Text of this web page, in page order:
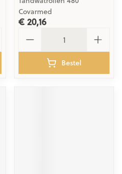
Covarmed
€ 20,16
Bestel